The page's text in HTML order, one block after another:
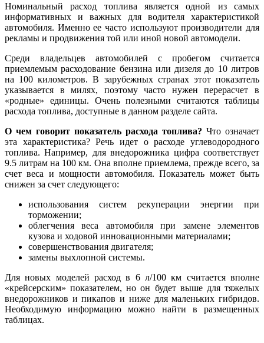
Номинальный расход топлива является одной из самых
информативных и важных для водителя характеристикой
автомобиля. Именно ее часто используют производители для
рекламы и продвижения той или иной новой автомодели.
Среди владельцев автомобилей с пробегом считается
приемлемым расходование бензина или дизеля до 10 литров
на 100 километров. В зарубежных странах этот показатель
указывается в милях, поэтому часто нужен перерасчет в
«родные» единицы. Очень полезными считаются таблицы
расхода топлива, доступные в данном разделе сайта.
О чем говорит показатель расхода топлива? Что означает
эта характеристика? Речь идет о расходе углеводородного
топлива. Например, для внедорожника цифра соответствует
9.5 литрам на 100 км. Она вполне приемлема, прежде всего, за
счет веса и мощности автомобиля. Показатель может быть
снижен за счет следующего:
использования систем рекуперации энергии при
торможении;
облегчения веса автомобиля при замене элементов
кузова и ходовой инновационными материалами;
совершенствования двигателя;
замены выхлопной системы.
Для новых моделей расход в 6 л/100 км считается вполне
«крейсерским» показателем, но он будет выше для тяжелых
внедорожников и пикапов и ниже для маленьких гибридов.
Необходимую информацию можно найти в размещенных
таблицах.